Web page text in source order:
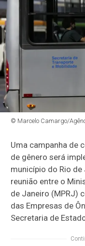
© Marcelo Camargo/
Uma campanha de
de gênero será
município do Rio
reunião entre o
de Janeiro (MPRJ)
das Empresas de
Secretaria de